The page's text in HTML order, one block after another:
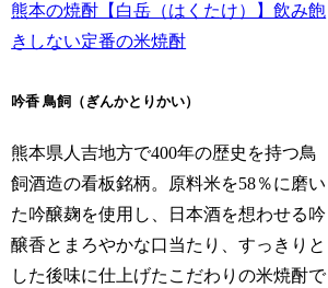
熊本の焼酎【白岳（はくたけ）】飲み飽
きしない定番の米焼酎
吟香 鳥飼（ぎんかとりかい）
熊本県人吉地方で400年の歴史を持つ鳥
飼酒造の看板銘柄。原料米を58％に磨い
た吟醸麹を使用し、日本酒を想わせる吟
醸香とまろやかな口当たり、すっきりと
した後味に仕上げたこだわりの米焼酎で